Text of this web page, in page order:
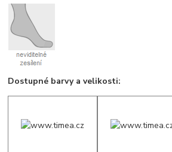
Dostupné barvy a velikosti: